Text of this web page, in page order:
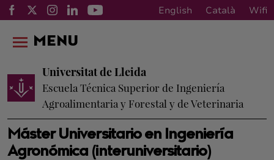
English Català Wifi
Máster Universitario en Ingeniería
Agronómica (interuniversitario)
Universitat de Lleida
Escuela Técnica Superior de Ingeniería
Agroalimentaria y Forestal y de Veterinaria
MENU